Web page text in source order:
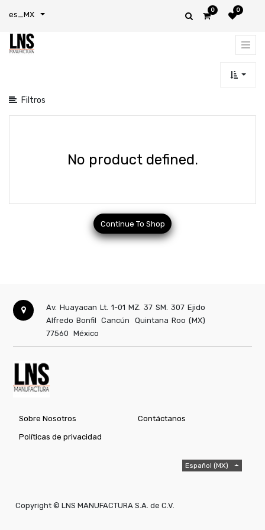
es_MX
0 0
Filtros
Mostrar
No product defined.
Continue To Shop
Av. Huayacan Lt. 1-01 MZ. 37 SM. 307 Ejido
Alfredo Bonfil
Cancún
Quintana Roo (MX)
77560
México
Sobre Nosotros Contáctanos
Políticas de privacidad
Español (MX)
Copyright © LNS MANUFACTURA S.A. de C.V.